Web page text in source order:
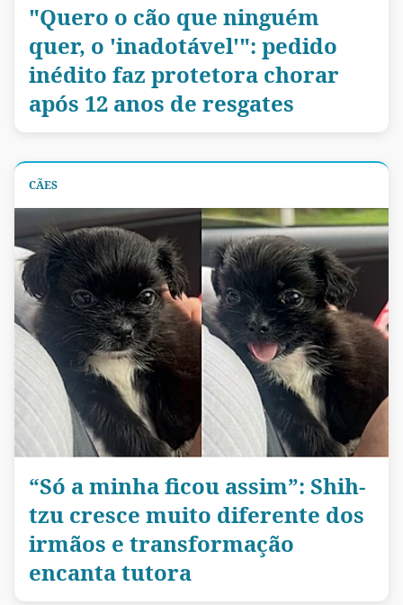
"Quero o cão que ninguém
quer, o 'inadotável'": pedido
inédito faz protetora chorar
após 12 anos de resgates
CÃES
“Só a minha ficou assim”: Shih-
tzu cresce muito diferente dos
irmãos e transformação
encanta tutora